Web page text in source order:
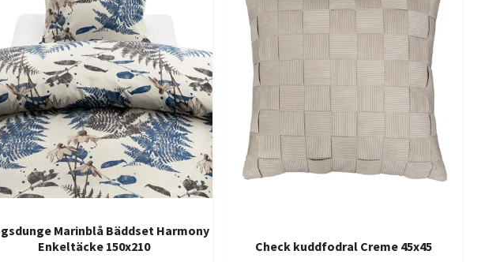
Marinblå Bäddset Harmony
Enkeltäcke 150x210
Check kuddfodral Creme 45x45